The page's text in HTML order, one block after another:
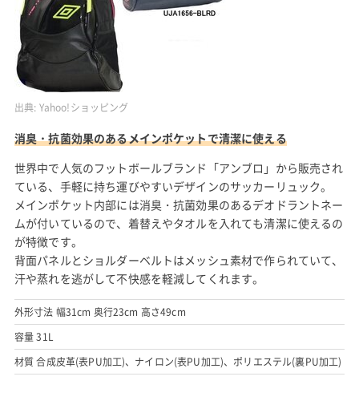
出典: Yahoo!ショッピング
消臭・抗菌効果のあるメインポケットで清潔に使える
世界中で人気のフットボールブランド「アンブロ」から販売され
ている、手軽に持ち運びやすいデザインのサッカーリュック。
メインポケット内部には消臭・抗菌効果のあるデオドラントネー
ムが付いているので、着替えやタオルを入れても清潔に使えるの
が特徴です。
背面パネルとショルダーベルトはメッシュ素材で作られていて、
汗や蒸れを逃がして不快感を軽減してくれます。
外形寸法 幅31cm 奥行23cm 高さ49cm
容量 31L
材質 合成皮革(表PU加工)、ナイロン(表PU加工)、ポリエステル(裏PU加工)